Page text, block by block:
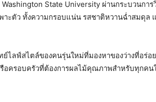
State University ผ่านกระบวนการ
ะตัว ทั้งความกรอบแน่น รสชาติหวานฉ่ำสมดุล
ไลฟ์สไตล์ของคนรุ่นใหม่ที่มองหาของว่างที่อร่อ
อครอบครัวที่ต้องการผลไม้คุณภาพสำหรับทุกคน